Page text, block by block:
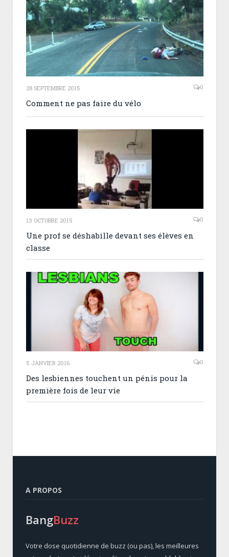
28 SEPTEMBRE 2015 0
Comment ne pas faire du vélo
13 OCTOBRE 2015 0
Une prof se déshabille devant ses élèves en
classe
5 JANVIER 2016 0
Des lesbiennes touchent un pénis pour la
première fois de leur vie
A PROPOS
BangBuzz
Votre dose quotidienne de buzz (ou pas), les meilleures